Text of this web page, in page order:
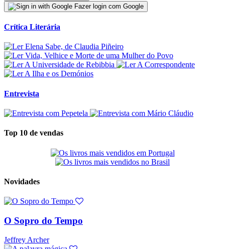
Fazer login com Google
Crítica Literária
Entrevista
Top 10 de vendas
Novidades
O Sopro do Tempo
Jeffrey Archer